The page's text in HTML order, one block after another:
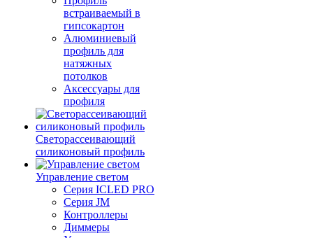
встраиваемый в
гипсокартон
Алюминиевый
профиль для
натяжных
потолков
Аксессуары для
профиля
Светорассеивающий
силиконовый профиль
Управление светом
Серия ICLED PRO
Серия JM
Контроллеры
Диммеры